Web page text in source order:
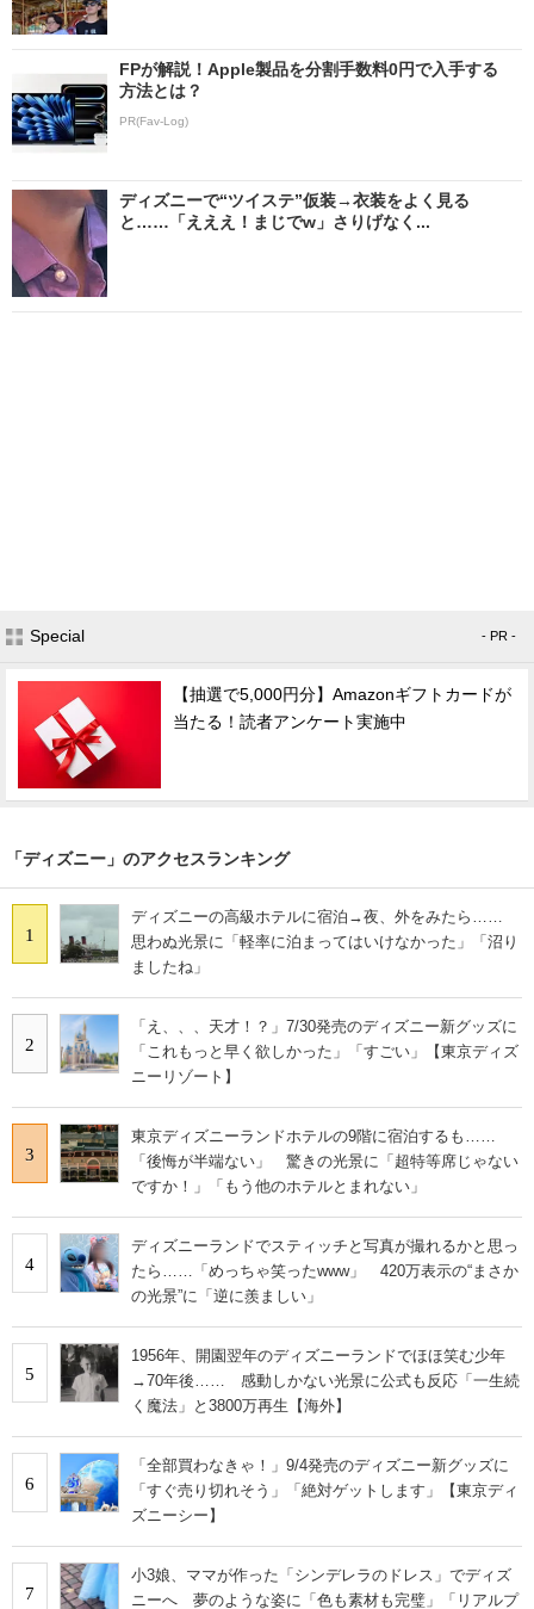
FPが解説！Apple製品を分割手数料0円で入手する
方法とは？
PR(Fav-Log)
ディズニーで“ツイステ”仮装→衣装をよく見る
と……「えええ！まじでw」さりげなく...
Special - PR -
【抽選で5,000円分】Amazonギフトカードが
当たる！読者アンケート実施中
「ディズニー」のアクセスランキング
1
ディズニーの高級ホテルに宿泊→夜、外をみたら……
思わぬ光景に「軽率に泊まってはいけなかった」「沼り
ましたね」
2
「え、、、天才！？」7/30発売のディズニー新グッズに
「これもっと早く欲しかった」「すごい」【東京ディズ
ニーリゾート】
3
東京ディズニーランドホテルの9階に宿泊するも……
「後悔が半端ない」 驚きの光景に「超特等席じゃない
ですか！」「もう他のホテルとまれない」
4
ディズニーランドでスティッチと写真が撮れるかと思っ
たら……「めっちゃ笑ったwww」 420万表示の“まさか
の光景”に「逆に羨ましい」
5
1956年、開園翌年のディズニーランドでほほ笑む少年
→70年後…… 感動しかない光景に公式も反応「一生続
く魔法」と3800万再生【海外】
6
「全部買わなきゃ！」9/4発売のディズニー新グッズに
「すぐ売り切れそう」「絶対ゲットします」【東京ディ
ズニーシー】
7
小3娘、ママが作った「シンデレラのドレス」でディズ
ニーへ 夢のような姿に「色も素材も完璧」「リアルプ